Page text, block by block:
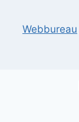
Webbureau